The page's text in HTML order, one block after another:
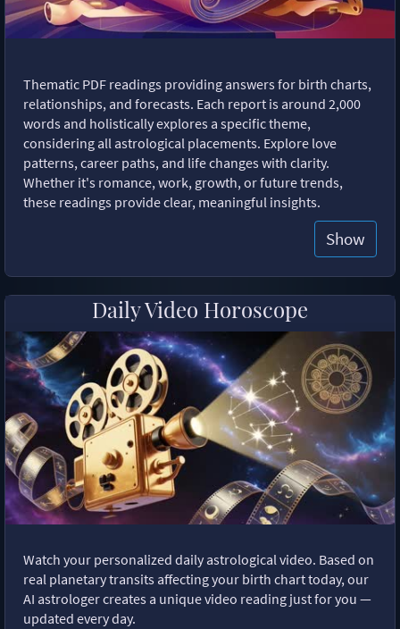
Thematic PDF readings providing answers for birth charts,
relationships, and forecasts. Each report is around 2,000
words and holistically explores a specific theme,
considering all astrological placements. Explore love
patterns, career paths, and life changes with clarity.
Whether it's romance, work, growth, or future trends,
these readings provide clear, meaningful insights.
Show
Daily Video Horoscope
Watch your personalized daily astrological video. Based on
real planetary transits affecting your birth chart today, our
AI astrologer creates a unique video reading just for you —
updated every day.